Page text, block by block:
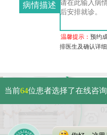
病情描述
温馨提示：预约
排医生及确认详细
当前64位患者选择了在线咨询